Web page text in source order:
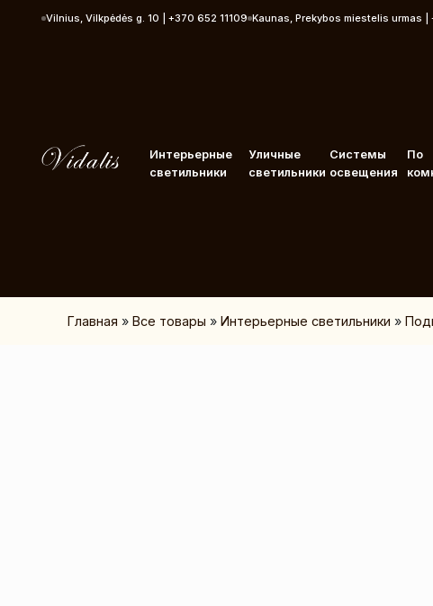
Vilnius, Vilkpėdės g. 10 | +370 652 11109 Kaunas, Prekybos miestelis urmas
Интерьерные
светильники
Уличные
светильники
Системы
освещения
По
Главная » Все товары » Интерьерные светильники »